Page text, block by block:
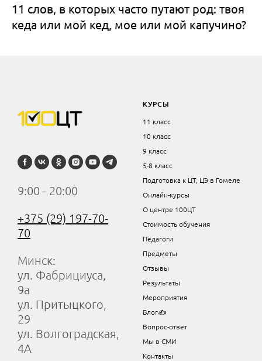
11 слов, в которых часто путают род: твоя
кеда или мой кед, мое или мой капучино?
9:00 - 20:00
+375 (29) 197-70-
70
Минск:
ул. Фабрициуса,
9а
ул. Притыцкого,
29
ул. Волгоградская,
4А
КУРСЫ
11 класс
10 класс
9 класс
5-8 класс
Подготовка к ЦТ, ЦЭ в Гомеле
Онлайн-курсы
О центре 100ЦТ
Стоимость обучения
Педагоги
Предметы
Отзывы
Результаты
Мероприятия
Блог✍
Вопрос-ответ
Мы в СМИ
Контакты